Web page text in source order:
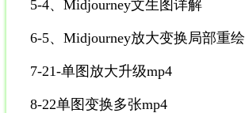
5-4、Midjourney文生图详解
6-5、Midjourney放大变换局部重
7-21-单图放大升级mp4
8-22单图变换多张mp4